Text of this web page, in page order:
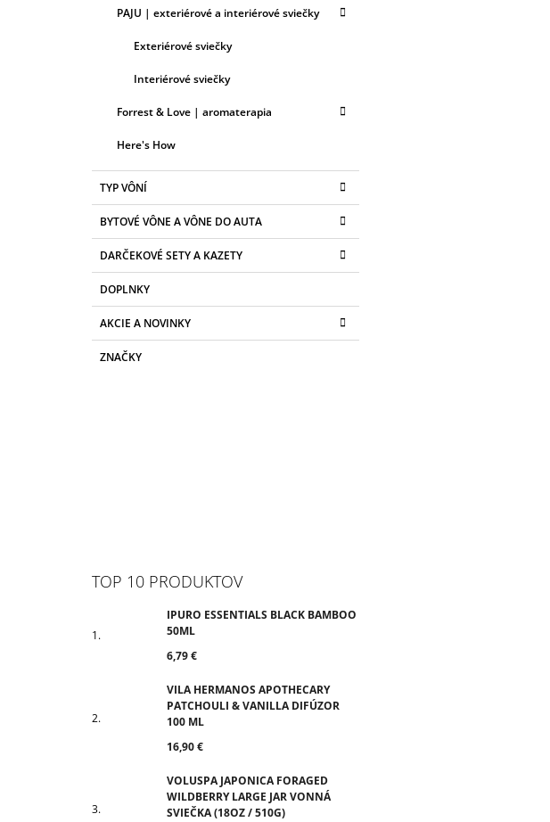
PAJU | exteriérové a interiérové sviečky
Exteriérové sviečky
Interiérové sviečky
Forrest & Love | aromaterapia
Here's How
TYP VÔNÍ
BYTOVÉ VÔNE A VÔNE DO AUTA
DARČEKOVÉ SETY A KAZETY
DOPLNKY
AKCIE A NOVINKY
ZNAČKY
TOP 10 PRODUKTOV
IPURO ESSENTIALS BLACK BAMBOO
50ML
6,79 €
VILA HERMANOS APOTHECARY
PATCHOULI & VANILLA DIFÚZOR
100 ML
16,90 €
VOLUSPA JAPONICA FORAGED
WILDBERRY LARGE JAR VONNÁ
SVIEČKA (18OZ / 510G)